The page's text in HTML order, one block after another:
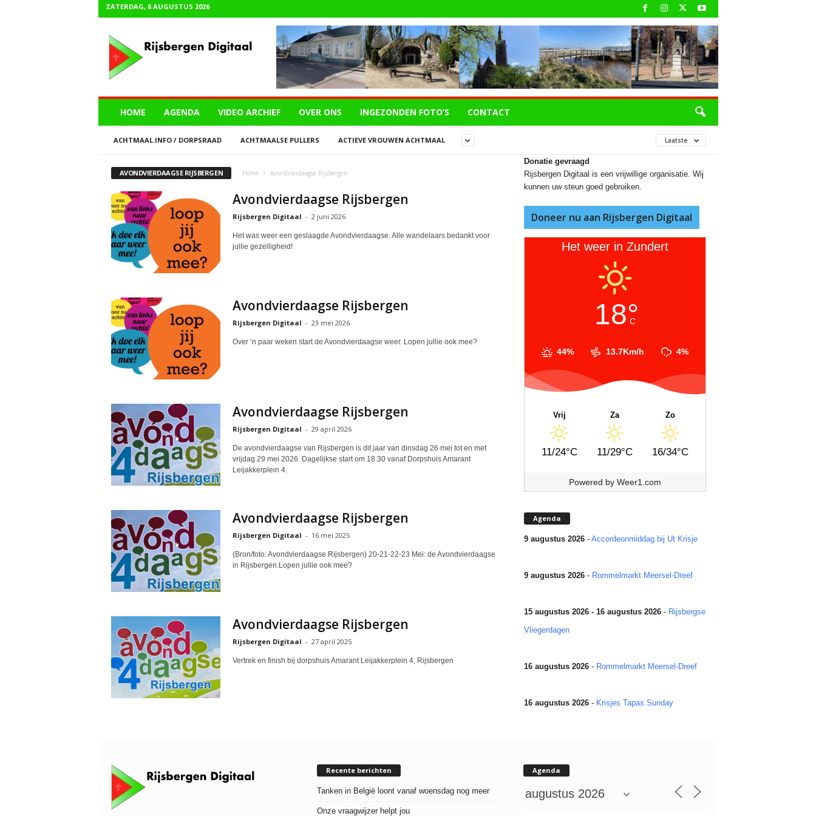
ZATERDAG, 8 AUGUSTUS 2026
D
HOME AGENDA VIDEO ARCHIEF OVER ONS INGEZONDEN FOTO’S CONTACT
ACHTMAAL.INFO / DORPSRAAD ACHTMAALSE PULLERS ACTIEVE VROUWEN ACHTMAAL Laatste
AVONDVIERDAAGSE RIJSBERGEN Home Avondvierdaagse Rijsbergen
Avondvierdaagse Rijsbergen
Rijsbergen Digitaal - 2 juni 2026
Het was weer een geslaagde Avondvierdaagse. Alle wandelaars bedankt voor
jullie gezelligheid!
Avondvierdaagse Rijsbergen
Rijsbergen Digitaal - 23 mei 2026
Over ‘n paar weken start de Avondvierdaagse weer. Lopen jullie ook mee?
Avondvierdaagse Rijsbergen
Rijsbergen Digitaal - 29 april 2026
De avondvierdaagse van Rijsbergen is dit jaar van dinsdag 26 mei tot en met
vrijdag 29 mei 2026. Dagelijkse start om 18:30 vanaf Dorpshuis Amarant
Leijakkerplein 4.
Avondvierdaagse Rijsbergen
Rijsbergen Digitaal - 16 mei 2025
(Bron/foto: Avondvierdaagse Rijsbergen) 20-21-22-23 Mei: de Avondvierdaagse
in Rijsbergen.Lopen jullie ook mee?
Avondvierdaagse Rijsbergen
Rijsbergen Digitaal - 27 april 2025
Vertrek en finish bij dorpshuis Amarant Leijakkerplein 4, Rijsbergen
Donatie gevraagd
Rijsbergen Digitaal is een vrijwillige organisatie. Wij
kunnen uw steun goed gebruiken.
Doneer nu aan Rijsbergen Digitaal
Het weer in Zundert
18°
C
44% 13.7Km/h 4%
Vrij
11/24°C
Za
11/29°C
Zo
16/34°C
Powered by Weer1.com
Agenda
9 augustus 2026- Accordeonmiddag bij Ut Krisje
9 augustus 2026- Rommelmarkt Meersel-Dreef
15 augustus 2026 - 16 augustus 2026- Rijsbergse
Vliegerdagen
16 augustus 2026- Rommelmarkt Meersel-Dreef
16 augustus 2026- Krisjes Tapas Sunday
Recente berichten
Tanken in België loont vanaf woensdag nog meer
Onze vraagwijzer helpt jou
Agenda